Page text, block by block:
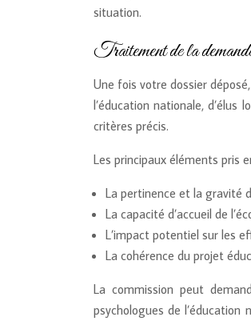
situation.
Traitement de la
Une fois votre dossier
l’éducation nationale,
critères précis.
Les principaux éléments pris
La pertinence et la gravité
La capacité d’accueil de
L’impact potentiel sur les
La cohérence du projet
La commission peut
psychologues de l’éducation